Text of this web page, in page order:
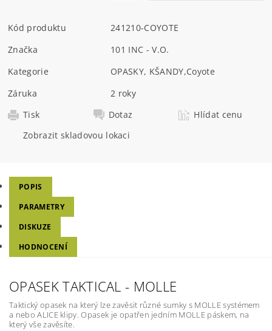
Kód produktu
241210-COYOTE
Značka
101 INC - V.O.
Kategorie
OPASKY, KŠANDY,Coyote
Záruka
2 roky
Tisk
Dotaz
Hlídat cenu
Zobrazit skladovou lokaci
POPIS
PARAMETRY
DISKUZE
HODNOCENÍ
OPASEK TAKTICAL - MOLLE
Taktický opasek na který lze zavěsit různé sumky s MOLLE systémem
a nebo ALICE klipy. Opasek je opatřen jedním MOLLE páskem, na
který vše zavěsíte.